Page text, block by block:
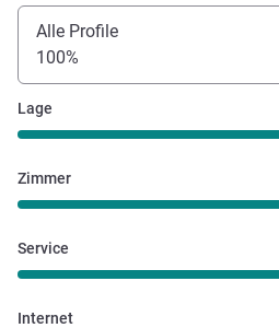
Alle Profile
100%
Lage
Zimmer
Service
Internet